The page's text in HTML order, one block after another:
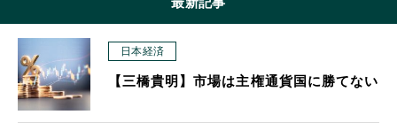
日本経済
【三橋貴明】市場は主権通貨国に勝てない